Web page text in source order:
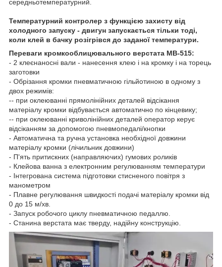
середньотемпературний.
Температурний контролер з функцією захисту від
холодного запуску - двигун запускається тільки тоді,
коли клей в бачку розігрівся до заданої температури.
Переваги кромкооблицювального верстата MB-515:
- 2 клеєнаносні вали - нанесення клею і на кромку і на торець
заготовки
- Обрізання кромки пневматичною гільйотиною в одному з
двох режимів:
-- при оклеюванні прямолінійних деталей відсікання
матеріалу кромки відбувається автоматично по кінцевику;
-- при оклеюванні криволінійних деталей оператор керує
відсіканням за допомогою пневмопедалі/кнопки
- Автоматична та ручна установка необхідної довжини
матеріалу кромки (лічильник довжини)
- П'ять притискних (направляючих) гумових роликів
- Клейова ванна з електронним регулюванням температури
- Інтегрована система підготовки стисненого повітря з
манометром
- Плавне регулювання швидкості подачі матеріалу кромки від
0 до 15 м/хв.
- Запуск робочого циклу пневматичною педаллю.
- Станина верстата має тверду, надійну конструкцію.